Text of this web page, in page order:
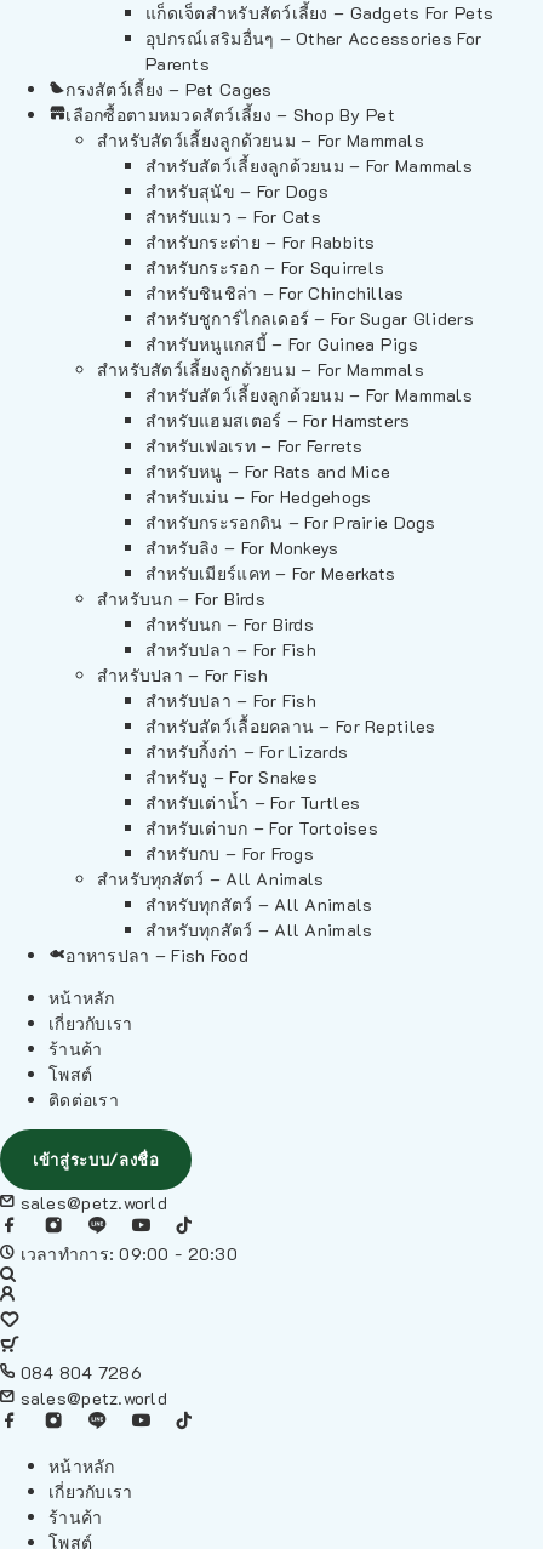
แก็ดเจ็ตสำหรับสัตว์เลี้ยง – Gadgets For Pets
อุปกรณ์เสริมอื่นๆ – Other Accessories For
Parents
กรงสัตว์เลี้ยง – Pet Cages
เลือกซื้อตามหมวดสัตว์เลี้ยง – Shop By Pet
สำหรับสัตว์เลี้ยงลูกด้วยนม – For Mammals
สำหรับสัตว์เลี้ยงลูกด้วยนม – For Mammals
สำหรับสุนัข – For Dogs
สำหรับแมว – For Cats
สำหรับกระต่าย – For Rabbits
สำหรับกระรอก – For Squirrels
สำหรับชินชิล่า – For Chinchillas
สำหรับชูการ์ไกลเดอร์ – For Sugar Gliders
สำหรับหนูแกสบี้ – For Guinea Pigs
สำหรับสัตว์เลี้ยงลูกด้วยนม – For Mammals
สำหรับสัตว์เลี้ยงลูกด้วยนม – For Mammals
สำหรับแฮมสเตอร์ – For Hamsters
สำหรับเฟอเรท – For Ferrets
สำหรับหนู – For Rats and Mice
สำหรับเม่น – For Hedgehogs
สำหรับกระรอกดิน – For Prairie Dogs
สำหรับลิง – For Monkeys
สำหรับเมียร์แคท – For Meerkats
สำหรับนก – For Birds
สำหรับนก – For Birds
สำหรับปลา – For Fish
สำหรับปลา – For Fish
สำหรับปลา – For Fish
สำหรับสัตว์เลื้อยคลาน – For Reptiles
สำหรับกิ้งก่า – For Lizards
สำหรับงู – For Snakes
สำหรับเต่าน้ำ – For Turtles
สำหรับเต่าบก – For Tortoises
สำหรับกบ – For Frogs
สำหรับทุกสัตว์ – All Animals
สำหรับทุกสัตว์ – All Animals
สำหรับทุกสัตว์ – All Animals
อาหารปลา – Fish Food
หน้าหลัก
เกี่ยวกับเรา
ร้านค้า
โพสต์
ติดต่อเรา
เข้าสู่ระบบ/ลงชื่อ
sales@petz.world
เวลาทำการ: 09:00 - 20:30
084 804 7286
sales@petz.world
หน้าหลัก
เกี่ยวกับเรา
ร้านค้า
โพสต์